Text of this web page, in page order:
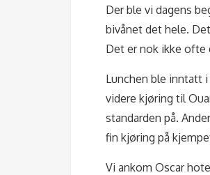
Der ble vi dagens
bivånet det hele.
Det er nok ikke ofte
Lunchen ble inntatt
videre kjøring til
standarden på.
fin kjøring på
Vi ankom Oscar